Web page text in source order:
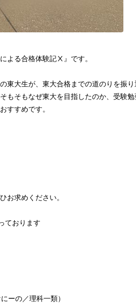
よる合格体験記Ⅹ』です。
東大生が、東大合格までの道のりを振り
もそもなぜ東大を目指したのか、受験勉
すすめです。
お求めください。
ております
ーの／理科一類）